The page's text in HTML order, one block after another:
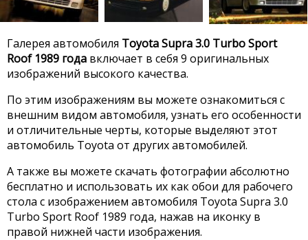
Галерея автомобиля Toyota Supra 3.0 Turbo Sport
Roof 1989 года включает в себя 9 оригинальных
изображений высокого качества.
По этим изображениям вы можете ознакомиться с
внешним видом автомобиля, узнать его особенности
и отличительные черты, которые выделяют этот
автомобиль Toyota от других автомобилей.
А также вы можете скачать фотографии абсолютно
бесплатно и использовать их как обои для рабочего
стола с изображением автомобиля Toyota Supra 3.0
Turbo Sport Roof 1989 года, нажав на иконку в
правой нижней части изображения.